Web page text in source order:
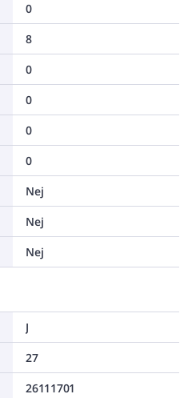
0
8
0
0
0
0
Nej
Nej
Nej
J
27
26111701